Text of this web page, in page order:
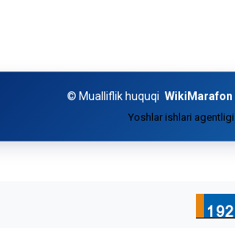
© Mualliflik huquqi WikiMarafon
Yoshlar ishlari agentligi